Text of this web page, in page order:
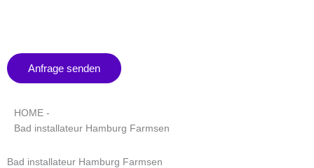
Anfrage senden
HOME -
Bad installateur Hamburg Farmsen
Bad installateur Hamburg Farmsen